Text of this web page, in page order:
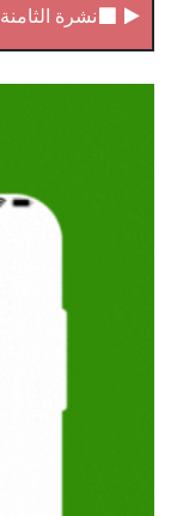
نشرة الثامنة مساء |